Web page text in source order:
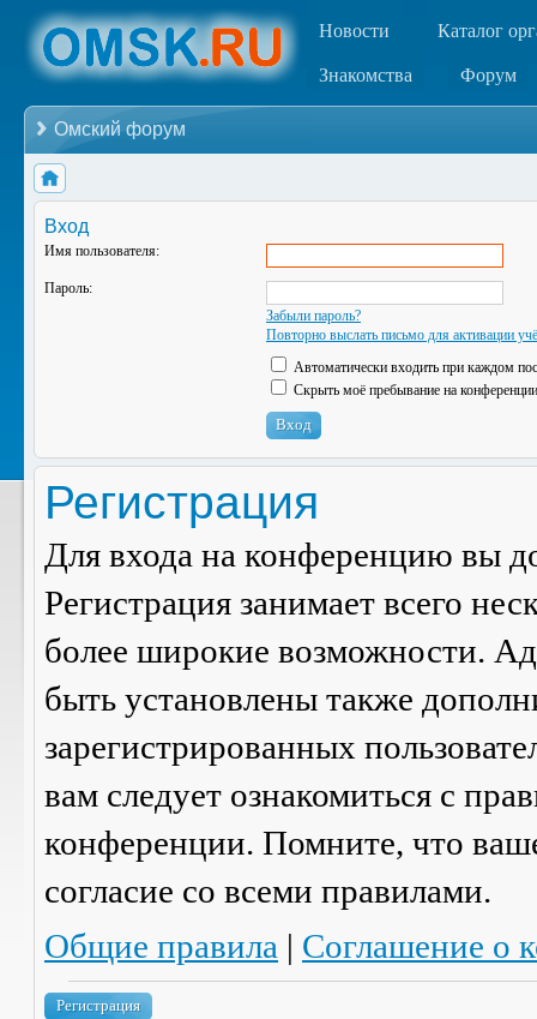
Новости Каталог
Знакомства Форум
Омский форум
Вход
Имя пользователя:
Пароль:
Забыли пароль?
Повторно выслать письмо для активации
Автоматически входить при каждом
Скрыть моё пребывание на
Регистрация
Для входа на конференцию вы
Регистрация занимает всего
более широкие возможности.
быть установлены также
зарегистрированных
вам следует ознакомиться с
конференции. Помните, что
согласие со всеми правилами.
Общие правила | Соглашение о
Регистрация